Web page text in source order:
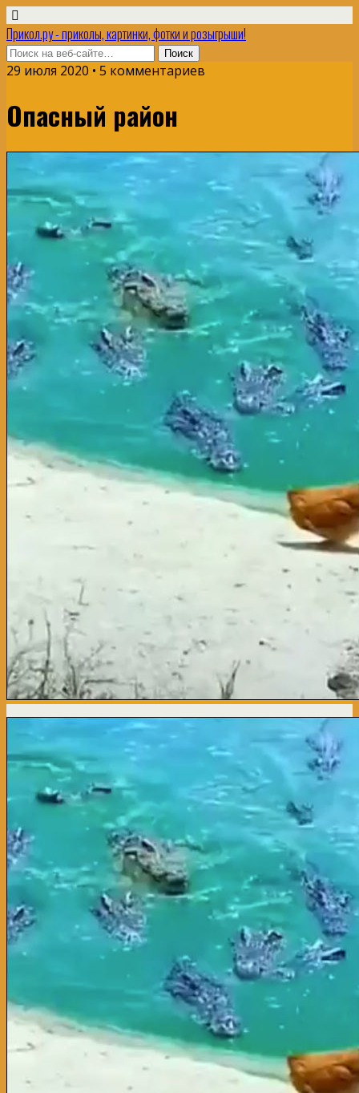
Прикол.ру - приколы, картинки, фотки и розыгрыши!
29 июля 2020 • 5 комментариев
Опасный район